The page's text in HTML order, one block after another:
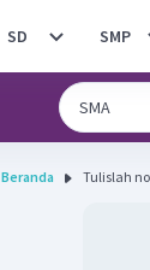
SD SMP
Beranda Tulislah